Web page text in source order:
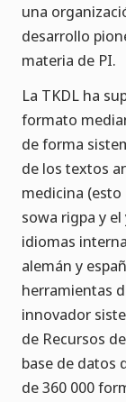
una
desarrollo
materia de PI.
La TKDL ha
formato
de forma
de los textos
medicina (esto
sowa rigpa y
idiomas
alemán y
herramientas
innovador
de Recursos
base de datos
de 360 000